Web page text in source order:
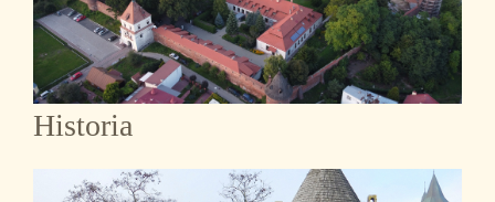
Historia